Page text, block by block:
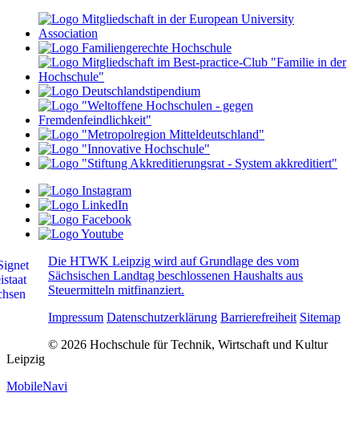
Die HTWK Leipzig wird auf Grundlage des vom
Sächsischen Landtag beschlossenen Haushalts aus
Steuermitteln mitfinanziert.
Impressum Datenschutzerklärung Barrierefreiheit Sitemap
© 2026 Hochschule für Technik, Wirtschaft und Kultur
Leipzig
MobileNavi